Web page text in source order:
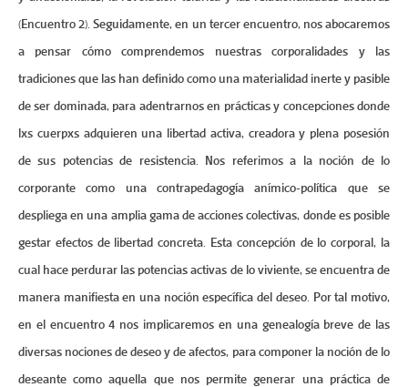
(Encuentro 2). Seguidamente, en un tercer encuentro, nos abocaremos
a pensar cómo comprendemos nuestras corporalidades y las
tradiciones que las han definido como una materialidad inerte y pasible
de ser dominada, para adentrarnos en prácticas y concepciones donde
lxs cuerpxs adquieren una libertad activa, creadora y plena posesión
de sus potencias de resistencia. Nos referimos a la noción de lo
corporante como una contrapedagogía anímico-política que se
despliega en una amplia gama de acciones colectivas, donde es posible
gestar efectos de libertad concreta. Esta concepción de lo corporal, la
cual hace perdurar las potencias activas de lo viviente, se encuentra de
manera manifiesta en una noción específica del deseo. Por tal motivo,
en el encuentro 4 nos implicaremos en una genealogía breve de las
diversas nociones de deseo y de afectos, para componer la noción de lo
deseante como aquella que nos permite generar una práctica de